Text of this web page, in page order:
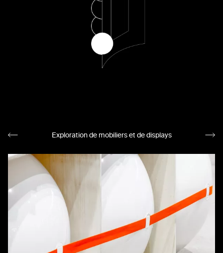
Exploration de mobiliers et de displays